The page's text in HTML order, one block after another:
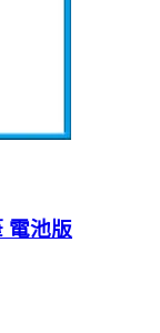
電池版